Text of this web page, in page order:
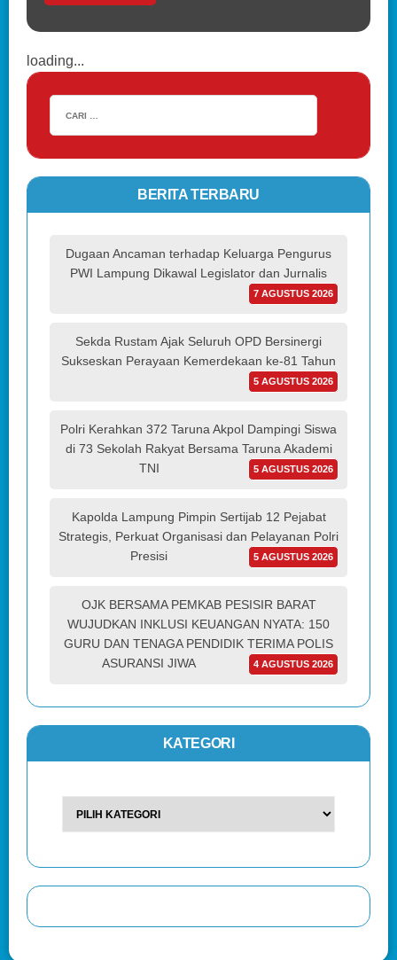
loading...
BERITA TERBARU
Dugaan Ancaman terhadap Keluarga Pengurus
PWI Lampung Dikawal Legislator dan Jurnalis
7 AGUSTUS 2026
Sekda Rustam Ajak Seluruh OPD Bersinergi
Sukseskan Perayaan Kemerdekaan ke-81 Tahun
5 AGUSTUS 2026
Polri Kerahkan 372 Taruna Akpol Dampingi Siswa
di 73 Sekolah Rakyat Bersama Taruna Akademi
TNI
5 AGUSTUS 2026
Kapolda Lampung Pimpin Sertijab 12 Pejabat
Strategis, Perkuat Organisasi dan Pelayanan Polri
Presisi
5 AGUSTUS 2026
OJK BERSAMA PEMKAB PESISIR BARAT
WUJUDKAN INKLUSI KEUANGAN NYATA: 150
GURU DAN TENAGA PENDIDIK TERIMA POLIS
ASURANSI JIWA
4 AGUSTUS 2026
KATEGORI